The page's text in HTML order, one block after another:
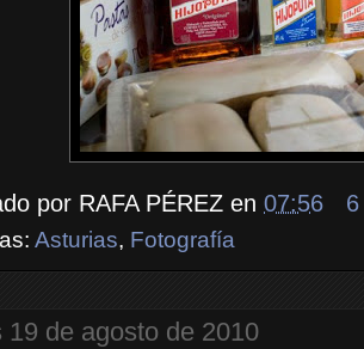
por RAFA PÉREZ en 07:56
Asturias, Fotografía
19 de agosto de 2010